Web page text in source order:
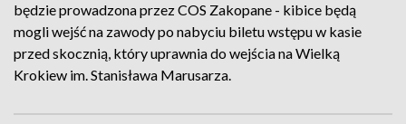
będzie prowadzona przez COS Zakopane - kibice będą
mogli wejść na zawody po nabyciu biletu wstępu w kasie
przed skocznią, który uprawnia do wejścia na Wielką
Krokiew im. Stanisława Marusarza.